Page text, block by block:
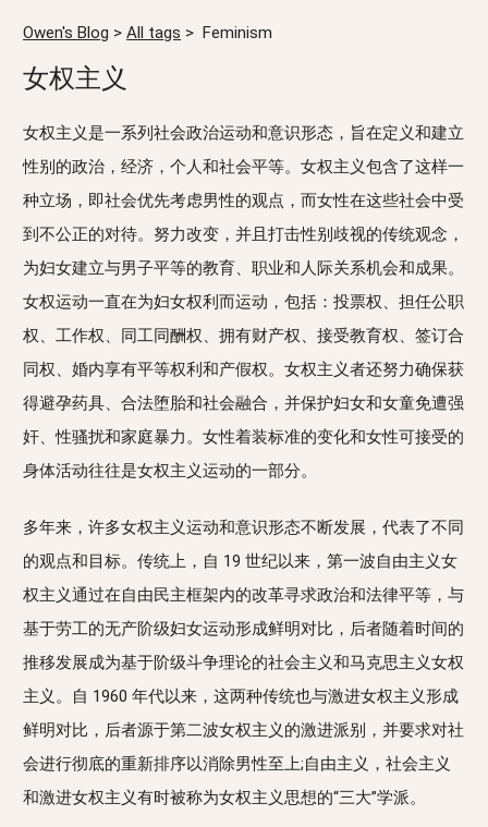
Owen's Blog > All tags > Feminism
女权主义
女权主义是一系列社会政治运动和意识形态，旨在定义和建立
性别的政治，经济，个人和社会平等。女权主义包含了这样一
种立场，即社会优先考虑男性的观点，而女性在这些社会中受
到不公正的对待。努力改变，并且打击性别歧视的传统观念，
为妇女建立与男子平等的教育、职业和人际关系机会和成果。
女权运动一直在为妇女权利而运动，包括：投票权、担任公职
权、工作权、同工同酬权、拥有财产权、接受教育权、签订合
同权、婚内享有平等权利和产假权。女权主义者还努力确保获
得避孕药具、合法堕胎和社会融合，并保护妇女和女童免遭强
奸、性骚扰和家庭暴力。女性着装标准的变化和女性可接受的
身体活动往往是女权主义运动的一部分。
多年来，许多女权主义运动和意识形态不断发展，代表了不同
的观点和目标。传统上，自 19 世纪以来，第一波自由主义女
权主义通过在自由民主框架内的改革寻求政治和法律平等，与
基于劳工的无产阶级妇女运动形成鲜明对比，后者随着时间的
推移发展成为基于阶级斗争理论的社会主义和马克思主义女权
主义。自 1960 年代以来，这两种传统也与激进女权主义形成
鲜明对比，后者源于第二波女权主义的激进派别，并要求对社
会进行彻底的重新排序以消除男性至上;自由主义，社会主义
和激进女权主义有时被称为女权主义思想的“三大”学派。